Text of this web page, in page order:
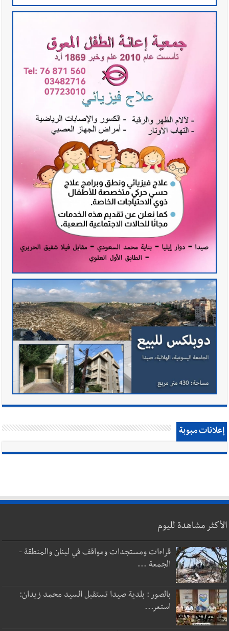
إعلانات مبوبة
الأكثر مشاهدة لليوم
قراءات ومستجدات ومواقف في لبنان والمنطقة -
الجمعة ...
بالصور : بلدية صيدا تستقبل السيد محمد زيدان:
استعر...